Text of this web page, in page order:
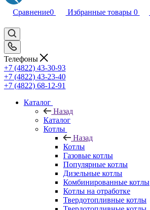
Сравнение0 Избранные товары 0
Телефоны
+7 (4822) 43-30-93
+7 (4822) 43-23-40
+7 (4822) 68-12-91
Каталог
Назад
Каталог
Котлы
Назад
Котлы
Газовые котлы
Популярные котлы
Дизельные котлы
Комбинированные котлы
Котлы на отработке
Твердотопливные котлы